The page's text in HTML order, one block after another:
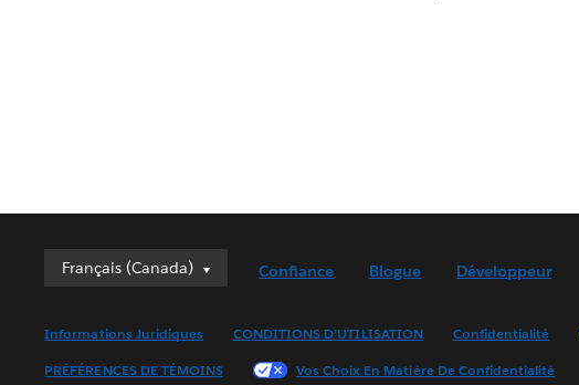
Français (Canada)
Français (Canada)
English (UK)
Confiance Blogue Développeur
Informations Juridiques CONDITIONS D’UTILISATION Confidentialité
PRÉFÉRENCES DE TÉMOINS
Vos Choix En Matière De Confidentialité